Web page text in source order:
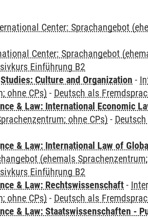
Center: Sprachangebot
Center: Sprachangebot
Einführung B2
Culture and Organization -
ohne CPs) - Deutsch als
& Law: International Economic
ohne CPs) -
& Law: International Law of
(ehemals
Einführung B2
& Law: Rechtswissenschaft -
ohne CPs) - Deutsch als
& Law: Staatswissenschaften -